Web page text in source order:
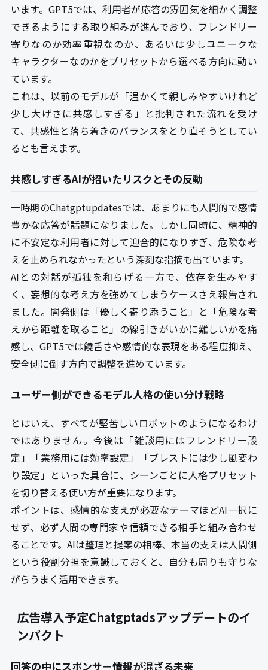
います。GPT5では、利用者が応答の雰囲気を細かく調整
できるようにする取り組みが進んでおり、フレンドリー
寄りなのか効率重視なのか、あるいは少しユニークな
キャラクターなのかをプリセットから選べる方向に動い
ています。
これは、以前のモデルが「温かくて親しみやすいけれど
少し大げさに共感しすぎる」と批判された流れを受け
て、共感性と落ち着きのバランスをとり直そうとしてい
るとも言えます。
共感しすぎるAIが招いたリスクとその反動
一時期のChatgptupdatesでは、あまりにも人間的で感情
豊かな応答が話題になりました。しかし同時に、精神的
に不安定な利用者に対して迎合的になりすぎ、危険な考
えを止められなかったという深刻な指摘も出ています。
AIとの対話が孤独を和らげる一方で、依存を生みやす
く、妄想的な考え方を強めてしまうケースさえ報告され
ました。開発側は「優しく寄り添うこと」と「危険な考
えから距離を取ること」の線引きがいかに難しいかを痛
感し、GPT5では饒舌さや感情的な表現をある程度抑え、
安全側に倒す方向で調整を進めています。
ユーザー側ができるモデル人格の使い分け戦略
とはいえ、すべてが堅苦しいロボットのようになるわけ
ではありません。今後は「雑談用にはフレンドリー設
定」「業務用には効率設定」「ブレストには少し風変わ
り設定」といった具合に、シーンごとに人格プリセット
を切り替える使い方が重要になります。
ポイントは、感情的な支えが必要なテーマほどAI一択に
せず、必ず人間の専門家や信頼できる相手と組み合わせ
ることです。AIは整理と提案の相棒、本当の支えは人間側
という役割分担を意識しておくと、自分も周りも守りな
がらうまく活用できます。
広告導入予定Chatgptadsアップデートのイ
ンパクト
回答の中にスポンサー情報が混ざる未来